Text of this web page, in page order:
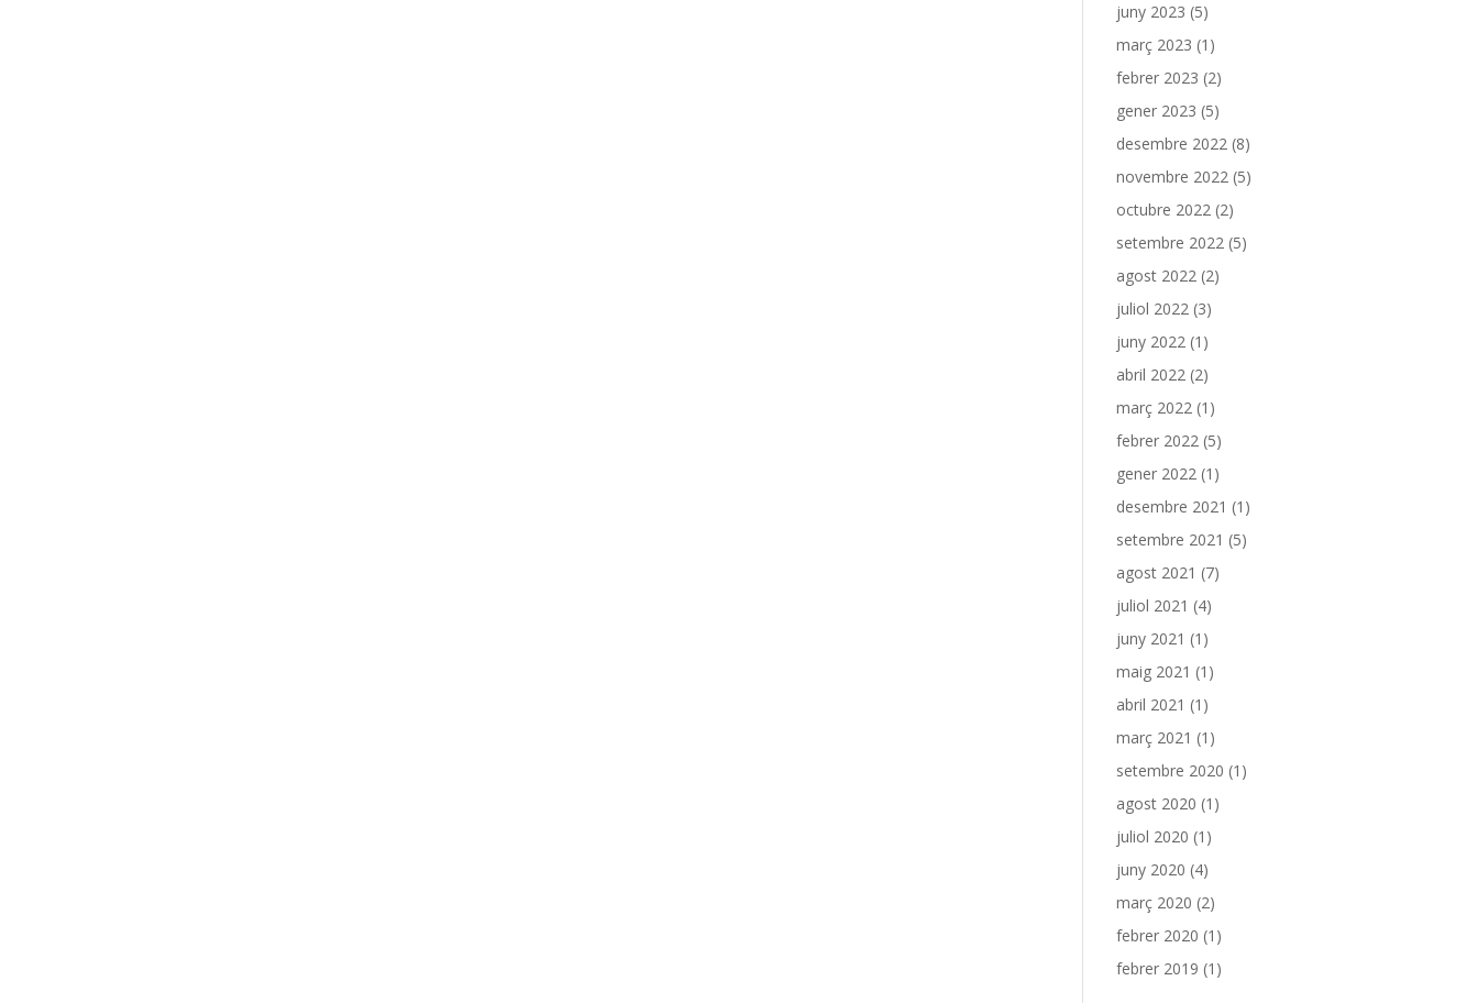
juny 2023 (5)
març 2023 (1)
febrer 2023 (2)
gener 2023 (5)
desembre 2022 (8)
novembre 2022 (5)
octubre 2022 (2)
setembre 2022 (5)
agost 2022 (2)
juliol 2022 (3)
juny 2022 (1)
abril 2022 (2)
març 2022 (1)
febrer 2022 (5)
gener 2022 (1)
desembre 2021 (1)
setembre 2021 (5)
agost 2021 (7)
juliol 2021 (4)
juny 2021 (1)
maig 2021 (1)
abril 2021 (1)
març 2021 (1)
setembre 2020 (1)
agost 2020 (1)
juliol 2020 (1)
juny 2020 (4)
març 2020 (2)
febrer 2020 (1)
febrer 2019 (1)